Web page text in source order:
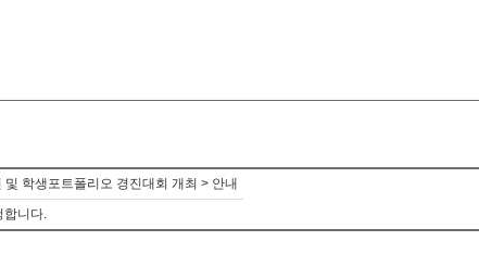
학생포트폴리오 경진대회 개최 > 안내
합니다.